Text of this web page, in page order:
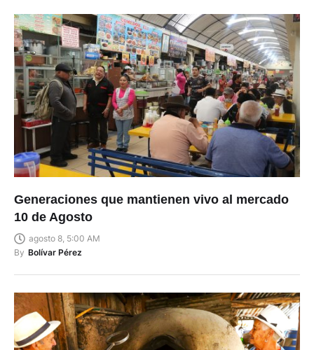
Generaciones que mantienen vivo al mercado
10 de Agosto
agosto 8, 5:00 AM
By Bolívar Pérez